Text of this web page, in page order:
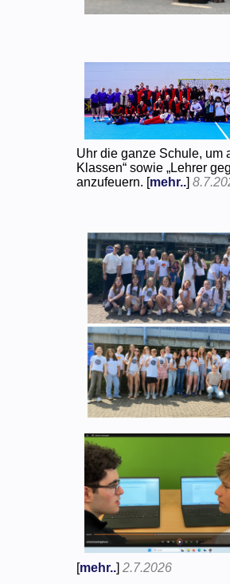
Uhr die ganze Schule, um
Klassen“ sowie „Lehrer
anzufeuern. [mehr..]
[mehr..]2.7.2026